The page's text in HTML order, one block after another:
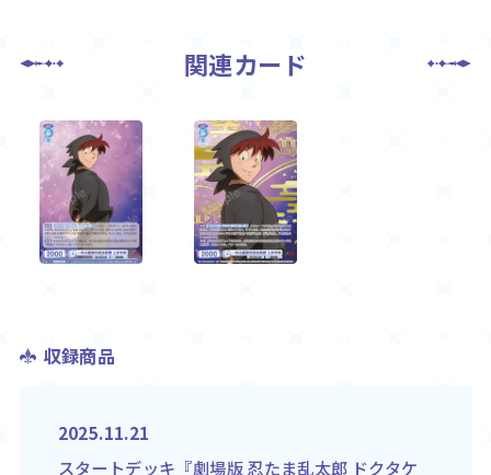
関連カード
収録商品
2025.11.21
スタートデッキ『劇場版 忍たま乱太郎 ドクタケ